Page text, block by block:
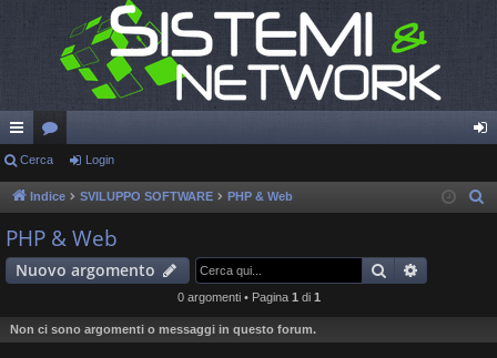
oll
eg
a
m
ti
or
u
m
in
Cerca Login
Indice SVILUPPO SOFTWARE PHP & Web
PHP & Web
Nuovo argomento Cerca
0 argomenti • Pagina 1 di 1
Non ci sono argomenti o messaggi in questo forum.